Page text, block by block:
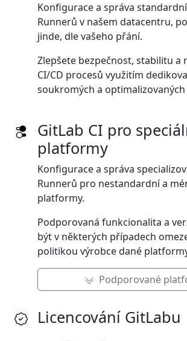
Konfigurace a správa
Runnerů v našem datacentru,
jinde, dle vašeho přání.
Zlepšete bezpečnost, stabilitu a
CI/CD procesů využitím
soukromých a
GitLab CI pro
platformy
Konfigurace a správa
Runnerů pro nestandardní a
platformy.
Podporovaná funkcionalita a
být v některých případech
politikou výrobce dané
Podporované
Licencování GitLabu